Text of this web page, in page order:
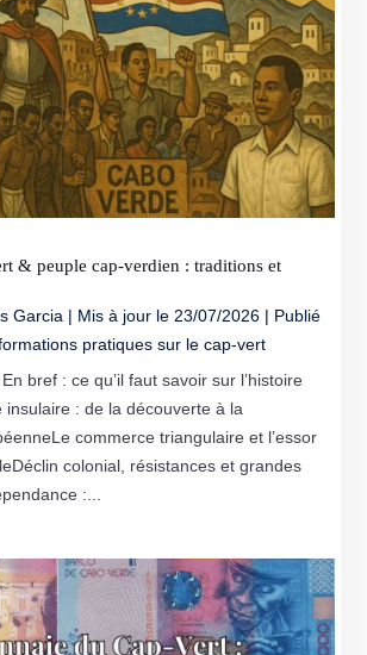
& peuple cap‑verdien : traditions et
Garcia | Mis à jour le 23/07/2026 | Publié
pratiques sur le cap-vert
bref : ce qu’il faut savoir sur l’histoire
insulaire : de la découverte à la
commerce triangulaire et l’essor
colonial, résistances et grandes
:...